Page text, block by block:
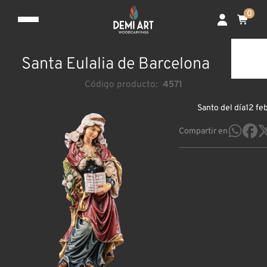
0
Santa Eulalia de Barcelona
Código producto: 4571
Santo del día12
Compartir en